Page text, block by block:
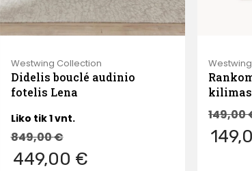
Westwing Collection
Didelis bouclé audinio
fotelis Lena
Liko tik 1 vnt.
849,00€
449,00 €
kilimas
149,00